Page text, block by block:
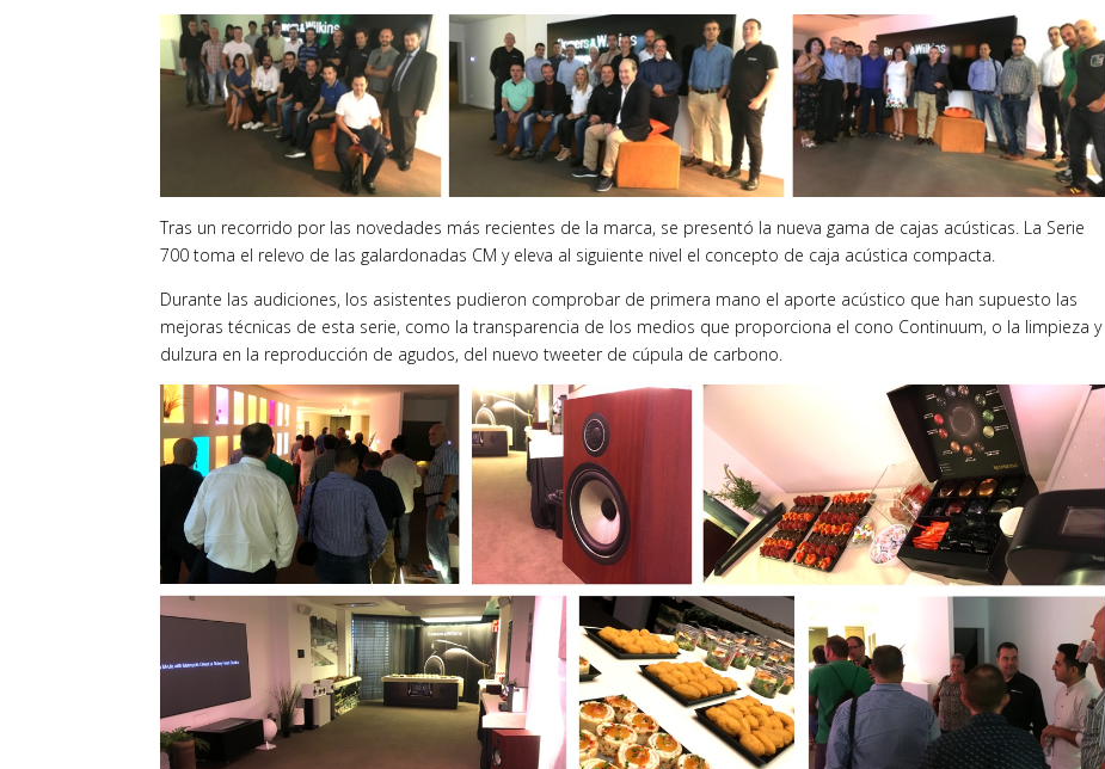
Tras un recorrido por las novedades más recientes de la marca, se presentó la nueva gama de cajas acústicas. La Serie
700 toma el relevo de las galardonadas CM y eleva al siguiente nivel el concepto de caja acústica compacta.
Durante las audiciones, los asistentes pudieron comprobar de primera mano el aporte acústico que han supuesto las
mejoras técnicas de esta serie, como la transparencia de los medios que proporciona el cono Continuum, o la limpieza y
dulzura en la reproducción de agudos, del nuevo tweeter de cúpula de carbono.